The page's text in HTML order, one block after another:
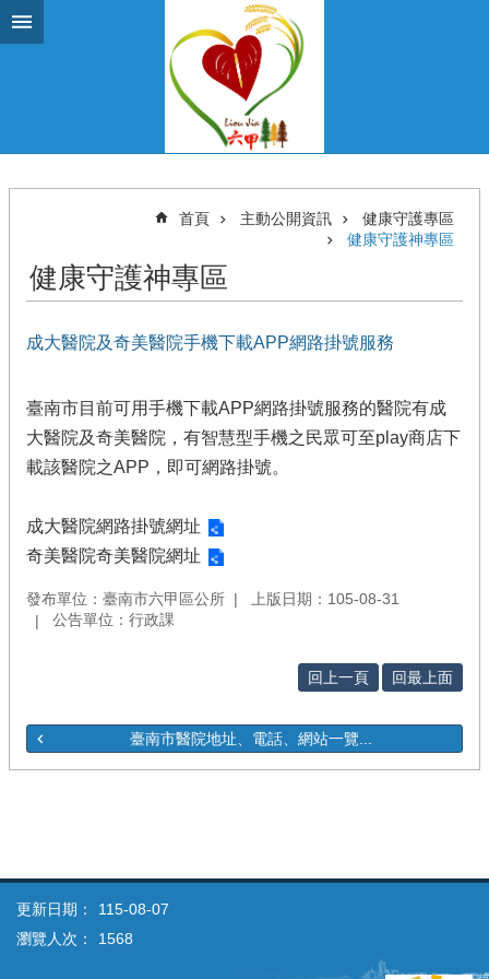
跳到主要內容區塊
首頁 主動公開資訊
健康守護專區
健康守護神專區
健康守護神專區
成大醫院及奇美醫院手機下載APP網路掛號服務
臺南市目前可用手機下載APP網路掛號服務的醫院有成
大醫院及奇美醫院，有智慧型手機之民眾可至play商店下
載該醫院之APP，即可網路掛號。
成大醫院網路掛號網址
奇美醫院奇美醫院網址
發布單位：臺南市六甲區公所
上版日期：105-08-31
公告單位：行政課
回上一頁 回最上面
臺南市醫院地址、電話、網站一覽...
更新日期：
115-08-07
瀏覽人次：
1568